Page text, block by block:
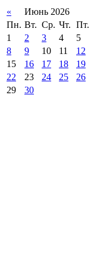
« Июнь 2026
Пн. Вт. Ср. Чт. Пт.
1
2 3 4 5
8
9 10 11 12
15
16 17 18 19
22
23 24 25 26
29
30